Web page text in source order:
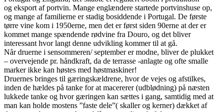
og eksport af portvin. Mange englændere startede portvinshuse op,
og mange af familierne er stadig bosiddende i Portugal. De første
tørre vine kom i 1950erne, men det er først siden 90erne at der er
kommet mange spændende rødvine fra Douro, og det bliver
interessant hvor langt denne udvikling kommer til at gå.
Når druerne i sensommeren/ september er modne, bliver de plukket
– overvejende pr. håndkraft, da de terrasse -anlagte og ofte smalle
marker ikke kan høstes med høstmaskiner!
Druernes bringes til gæringskældrene, hvor de vejes og afstilkes,
inden de hældes på tanke for at macererer (udblødning) på næsten
lukkede tanke og hvor gæringen kan sættes i gang, samtidig med at
man kan holde mostens ”faste dele”( skaller og kerner) dækket af